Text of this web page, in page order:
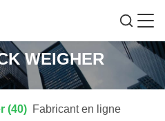
WEIGHER
(40) Fabricant en ligne